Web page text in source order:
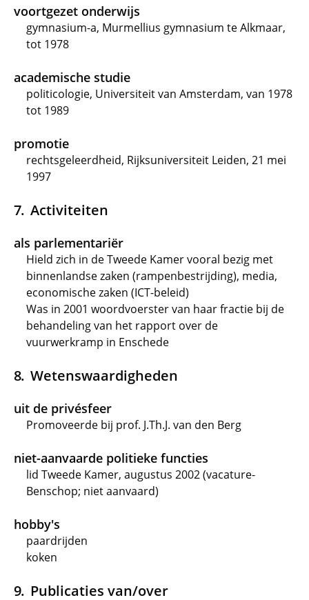
voortgezet onderwijs
gymnasium-a, Murmellius gymnasium te Alkmaar,
tot 1978
academische studie
politicologie, Universiteit van Amsterdam, van 1978
tot 1989
promotie
rechtsgeleerdheid, Rijksuniversiteit Leiden, 21 mei
1997
Activiteiten
als parlementariër
Hield zich in de Tweede Kamer vooral bezig met
binnenlandse zaken (rampenbestrijding), media,
economische zaken (ICT-beleid)
Was in 2001 woordvoerster van haar fractie bij de
behandeling van het rapport over de
vuurwerkramp in Enschede
Wetenswaardigheden
uit de privésfeer
Promoveerde bij prof. J.Th.J. van den Berg
niet-aanvaarde politieke functies
lid Tweede Kamer, augustus 2002 (vacature-
Benschop; niet aanvaard)
hobby's
paardrijden
koken
Publicaties van/over